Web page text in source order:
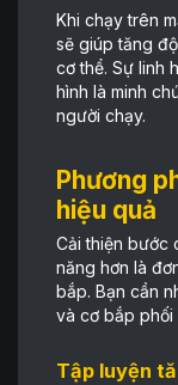
Khi chạy trên
sẽ giúp tăng
cơ thể. Sự linh
hình là minh
người chạy.
Phương
hiệu quả
Cải thiện bước
năng hơn là
bắp. Bạn cần
và cơ bắp phối
Tập luyện